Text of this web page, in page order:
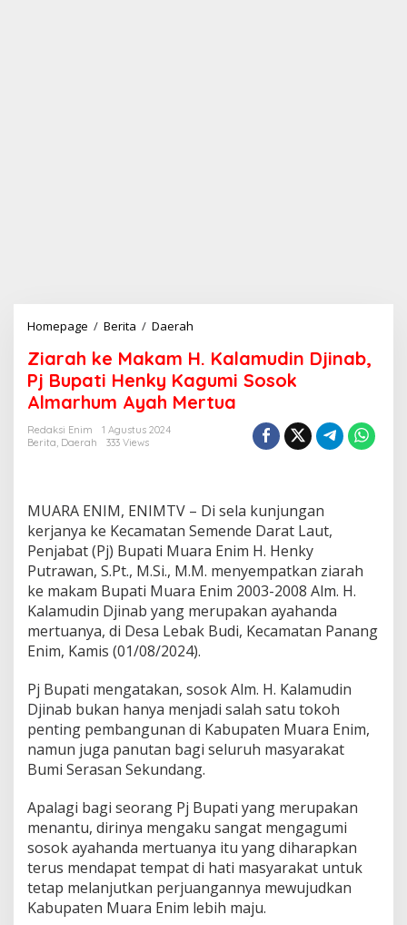
Homepage / Berita / Daerah
a
r
a
h
m
H
.
K
a
l
a
m
u
i
n
D
j
i
n
b
,
P
j
B
u
p
a
Ziarah ke Makam H. Kalamudin Djinab,
Pj Bupati Henky Kagumi Sosok
Almarhum Ayah Mertua
Redaksi Enim
1 Agustus 2024
Berita, Daerah 333 Views
MUARA ENIM, ENIMTV – Di sela kunjungan
kerjanya ke Kecamatan Semende Darat Laut,
Penjabat (Pj) Bupati Muara Enim H. Henky
Putrawan, S.Pt., M.Si., M.M. menyempatkan ziarah
ke makam Bupati Muara Enim 2003-2008 Alm. H.
Kalamudin Djinab yang merupakan ayahanda
mertuanya, di Desa Lebak Budi, Kecamatan Panang
Enim, Kamis (01/08/2024).
Pj Bupati mengatakan, sosok Alm. H. Kalamudin
Djinab bukan hanya menjadi salah satu tokoh
penting pembangunan di Kabupaten Muara Enim,
namun juga panutan bagi seluruh masyarakat
Bumi Serasan Sekundang.
Apalagi bagi seorang Pj Bupati yang merupakan
menantu, dirinya mengaku sangat mengagumi
sosok ayahanda mertuanya itu yang diharapkan
terus mendapat tempat di hati masyarakat untuk
tetap melanjutkan perjuangannya mewujudkan
Kabupaten Muara Enim lebih maju.